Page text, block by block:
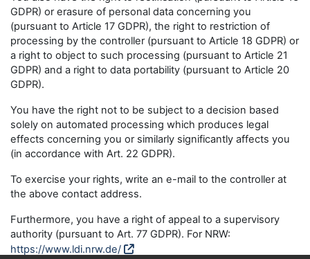
GDPR) or erasure of personal data concerning you
(pursuant to Article 17 GDPR), the right to restriction of
processing by the controller (pursuant to Article 18 GDPR) or
a right to object to such processing (pursuant to Article 21
GDPR) and a right to data portability (pursuant to Article 20
GDPR).
You have the right not to be subject to a decision based
solely on automated processing which produces legal
effects concerning you or similarly significantly affects you
(in accordance with Art. 22 GDPR).
To exercise your rights, write an e-mail to the controller at
the above contact address.
Furthermore, you have a right of appeal to a supervisory
authority (pursuant to Art. 77 GDPR). For NRW:
https://www.ldi.nrw.de/